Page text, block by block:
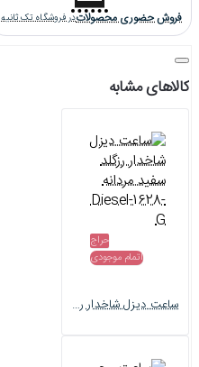
فروش حضوری محصولاتدر فروشگاه تک ثانیه
کالاهای مشابه
حراج
اتمام موجودی
ساعت دیزل شاخدار رزگلد سفید مردانه Diesel-1628-G